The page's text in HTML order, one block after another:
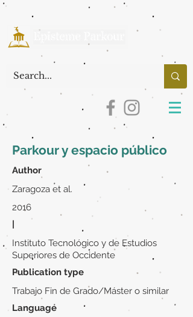
Parkour y espacio público
Author
Zaragoza et al.
2016
|
Instituto Tecnológico y de Estudios
Superiores de Occidente
Publication type
Trabajo Fin de Grado/Máster o similar
Language